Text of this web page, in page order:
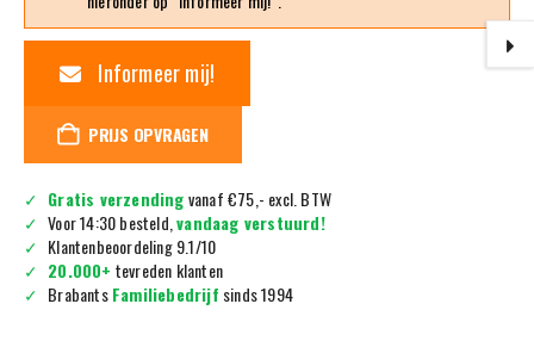
Informeer mij!
PRIJS OPVRAGEN
Gratis verzendingvanaf €75,- excl. BTW
Voor 14:30 besteld,vandaag verstuurd!
Klantenbeoordeling 9.1/10
20.000+ tevreden klanten
BrabantsFamiliebedrijf sinds 1994